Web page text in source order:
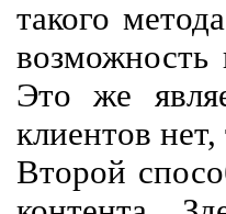
такого
возможность
Это же
клиентов
Второй